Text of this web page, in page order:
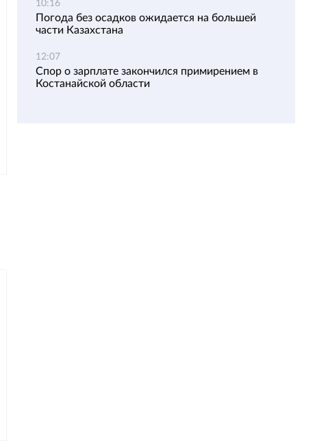
10:16
Погода без осадков ожидается на большей
части Казахстана
12:07
Спор о зарплате закончился примирением в
Костанайской области